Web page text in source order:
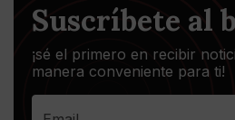
Suscríbete al
¡sé el primero en recibir
manera conveniente para ti!